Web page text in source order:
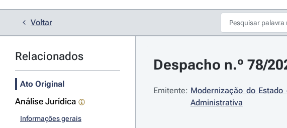
Voltar
Relacionados
Ato Original
Análise Jurídica
Informações gerais
Despacho n.º 78/
Emitente: Modernização do
Administrativa